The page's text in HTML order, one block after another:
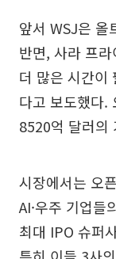
앞서 WSJ은 올
반면, 사라 프
더 많은 시간이
다고 보도했다.
8520억 달러의
시장에서는 오
AI·우주 기업들
최대 IPO 슈퍼